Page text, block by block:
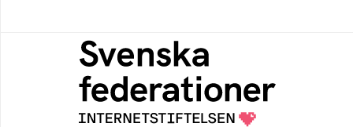
Svenska federationer
Grunden för medlemskap i en sektors- eller
kontextspecifik federation